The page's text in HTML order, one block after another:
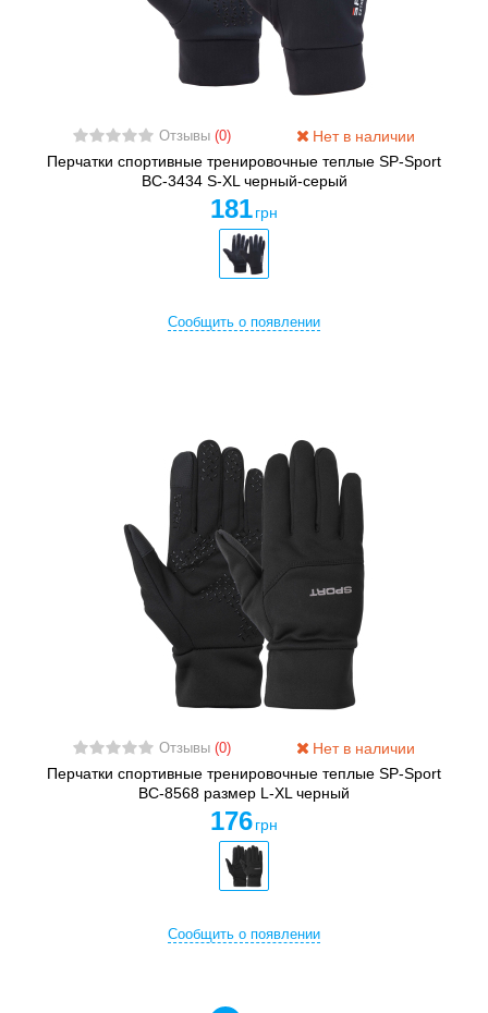
Отзывы (0)
Нет в наличии
Перчатки спортивные тренировочные теплые SP-Sport
BC-3434 S-XL черный-серый
181 грн
Сообщить о появлении
Отзывы (0)
Нет в наличии
Перчатки спортивные тренировочные теплые SP-Sport
BC-8568 размер L-XL черный
176 грн
Сообщить о появлении